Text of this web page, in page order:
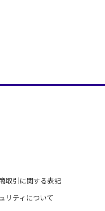
取引に関する表記
リティについて